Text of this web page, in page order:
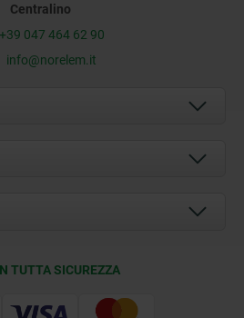
Centralino
+39 047 464 62 90
info@norelem.it
TUTTA SICUREZZA